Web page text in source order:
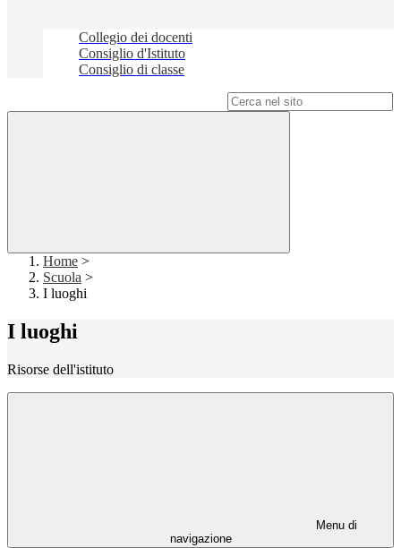
Collegio dei docenti
Consiglio d'Istituto
Consiglio di classe
Home >
Scuola >
I luoghi
I luoghi
Risorse dell'istituto
Menu di
navigazione